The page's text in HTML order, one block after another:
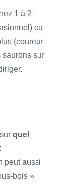
1 à 2
ou
(coureur
saurons sur
quel
peut aussi
bois »